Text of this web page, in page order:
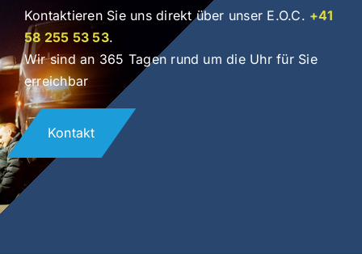
Kontaktieren Sie uns direkt über unser E.O.C. +41
58 255 53 53.
Wir sind an 365 Tagen rund um die Uhr für Sie
erreichbar
Kontakt